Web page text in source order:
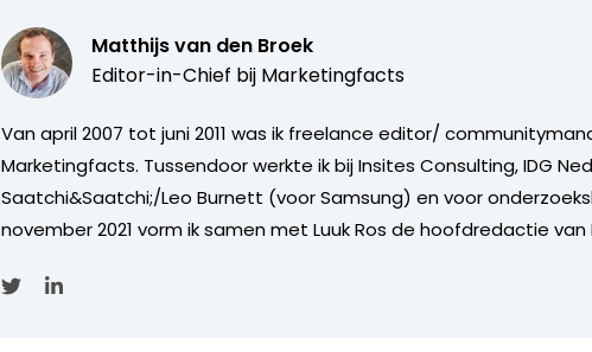
Matthijs van den Broek
Editor-in-Chief bij Marketingfacts
Van april 2007 tot juni 2011 was ik freelance editor/
Marketingfacts. Tussendoor werkte ik bij Insites Consulting, IDG
Saatchi&Saatchi;/Leo Burnett (voor Samsung) en voor
november 2021 vorm ik samen met Luuk Ros de hoofdredactie